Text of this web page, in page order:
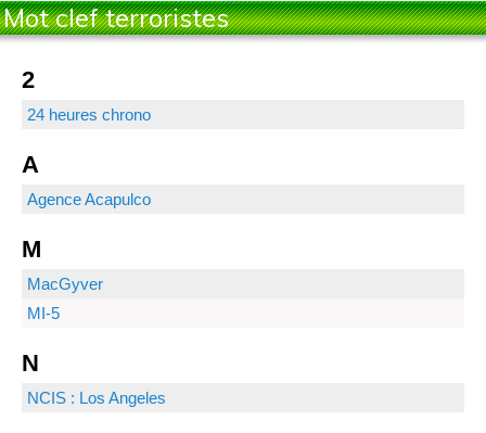
Mot clef terroristes
2
24 heures chrono
A
Agence Acapulco
M
MacGyver
MI-5
N
NCIS : Los Angeles